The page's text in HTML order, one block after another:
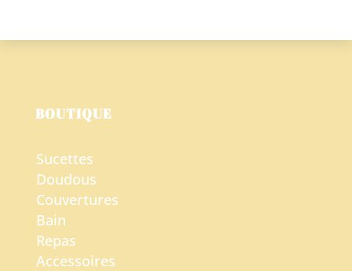
BOUTIQUE
Sucettes
Doudous
Couvertures
Bain
Repas
Accessoires